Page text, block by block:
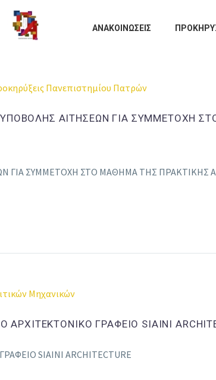
ΑΝΑΚΟΙΝΩΣΕΙΣ
Πανεπιστημίου Πατρών
ΑΙΤΗΣΕΩΝ ΓΙΑ ΣΥΜΜΕΤΟΧΗ
ΣΥΜΜΕΤΟΧΗ ΣΤΟ ΜΑΘΗΜΑ ΤΗΣ ΠΡΑΚΤΙΚΗΣ
Μηχανικών
ΓΡΑΦΕΙΟ SIAINΙ
SIAINΙ ARCHITECTURE